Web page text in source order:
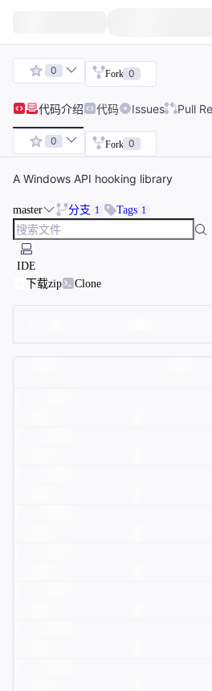
0 Fork 0
代码介绍 代码 Issues Pull
0 Fork 0
A Windows API hooking library
master 分支 1 Tags 1
IDE
下载zip
Clone